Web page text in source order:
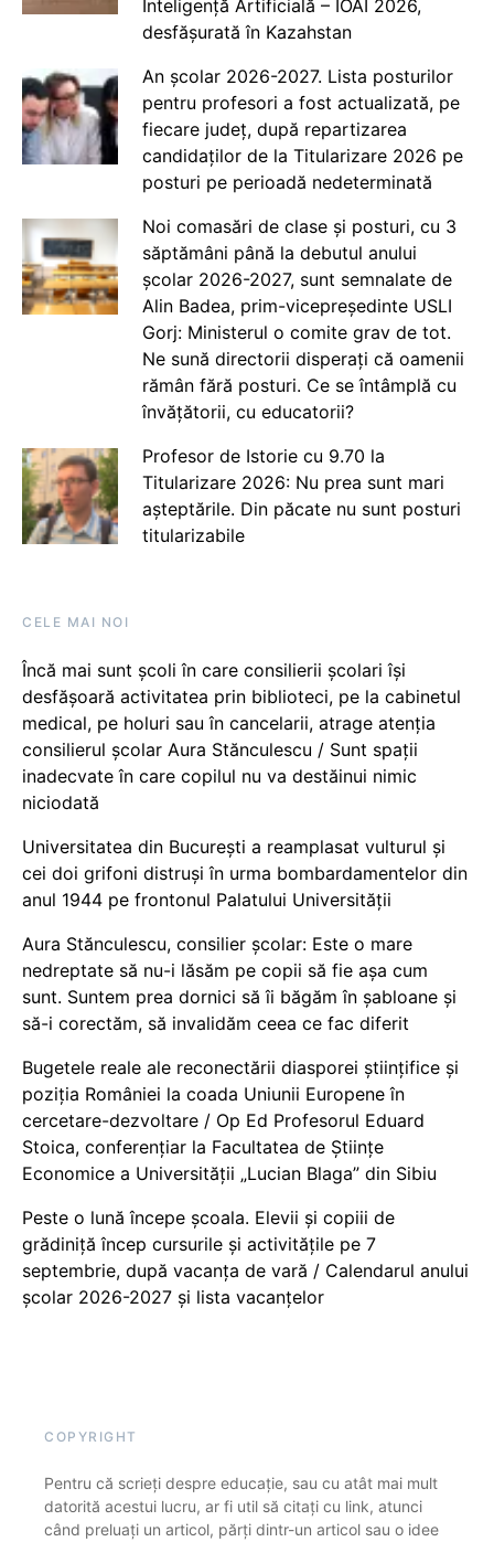
Inteligență Artificială – IOAI 2026,
desfășurată în Kazahstan
An școlar 2026-2027. Lista posturilor
pentru profesori a fost actualizată, pe
fiecare județ, după repartizarea
candidaților de la Titularizare 2026 pe
posturi pe perioadă nedeterminată
Noi comasări de clase și posturi, cu 3
săptămâni până la debutul anului
școlar 2026-2027, sunt semnalate de
Alin Badea, prim-vicepreședinte USLI
Gorj: Ministerul o comite grav de tot.
Ne sună directorii disperați că oamenii
rămân fără posturi. Ce se întâmplă cu
învățătorii, cu educatorii?
Profesor de Istorie cu 9.70 la
Titularizare 2026: Nu prea sunt mari
așteptările. Din păcate nu sunt posturi
titularizabile
CELE MAI NOI
Încă mai sunt școli în care consilierii școlari își
desfășoară activitatea prin biblioteci, pe la cabinetul
medical, pe holuri sau în cancelarii, atrage atenția
consilierul școlar Aura Stănculescu / Sunt spații
inadecvate în care copilul nu va destăinui nimic
niciodată
Universitatea din București a reamplasat vulturul și
cei doi grifoni distruși în urma bombardamentelor din
anul 1944 pe frontonul Palatului Universității
Aura Stănculescu, consilier școlar: Este o mare
nedreptate să nu-i lăsăm pe copii să fie așa cum
sunt. Suntem prea dornici să îi băgăm în șabloane și
să-i corectăm, să invalidăm ceea ce fac diferit
Bugetele reale ale reconectării diasporei științifice și
poziția României la coada Uniunii Europene în
cercetare-dezvoltare / Op Ed Profesorul Eduard
Stoica, conferențiar la Facultatea de Științe
Economice a Universității „Lucian Blaga” din Sibiu
Peste o lună începe școala. Elevii și copiii de
grădiniță încep cursurile și activitățile pe 7
septembrie, după vacanța de vară / Calendarul anului
școlar 2026-2027 și lista vacanțelor
COPYRIGHT
Pentru că scrieți despre educație, sau cu atât mai mult
datorită acestui lucru, ar fi util să citați cu link, atunci
când preluați un articol, părți dintr-un articol sau o idee